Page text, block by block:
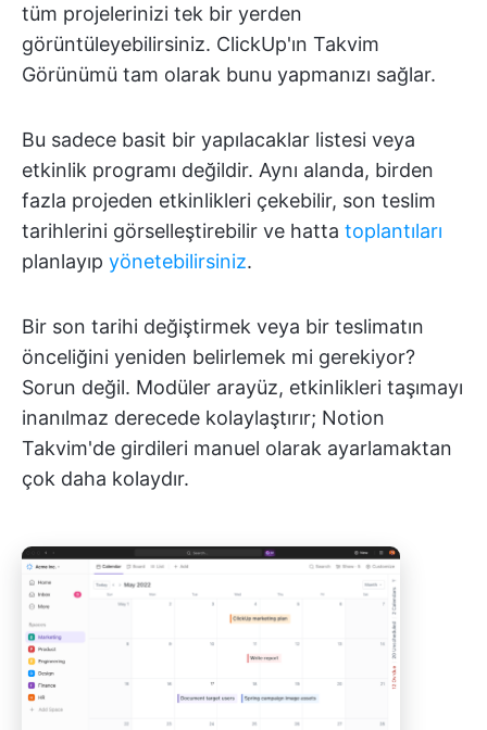
tüm projelerinizi tek bir yerden
görüntüleyebilirsiniz. ClickUp'ın Takvim
Görünümü tam olarak bunu yapmanızı sağlar.
Bu sadece basit bir yapılacaklar listesi veya
etkinlik programı değildir. Aynı alanda, birden
fazla projeden etkinlikleri çekebilir, son teslim
tarihlerini görselleştirebilir ve hatta toplantıları
planlayıp yönetebilirsiniz.
Bir son tarihi değiştirmek veya bir teslimatın
önceliğini yeniden belirlemek mi gerekiyor?
Sorun değil. Modüler arayüz, etkinlikleri taşımayı
inanılmaz derecede kolaylaştırır; Notion
Takvim'de girdileri manuel olarak ayarlamaktan
çok daha kolaydır.